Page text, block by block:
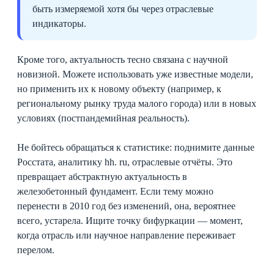
быть измеряемой хотя бы через отраслевые
индикаторы.
Кроме того, актуальность тесно связана с научной
новизной. Можете использовать уже известные модели,
но применить их к новому объекту (например, к
региональному рынку труда малого города) или в новых
условиях (постпандемийная реальность).
Не бойтесь обращаться к статистике: поднимите данные
Росстата, аналитику hh. ru, отраслевые отчёты. Это
превращает абстрактную актуальность в
железобетонный фундамент. Если тему можно
перенести в 2010 год без изменений, она, вероятнее
всего, устарела. Ищите точку бифуркации — момент,
когда отрасль или научное направление переживает
перелом.